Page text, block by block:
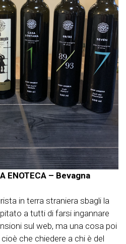
ENOTECA – Bevagna
in terra straniera sbagli la
a tutti di farsi ingannare
sul web, ma una cosa poi
che chiedere a chi è del